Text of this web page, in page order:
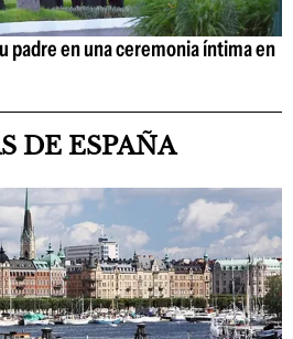
padre en una ceremonia íntima en
DE ESPAÑA